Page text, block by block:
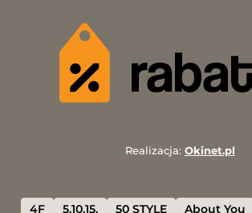
Realizacja: Okinet.pl
4F 5.10.15. 50 STYLE About You